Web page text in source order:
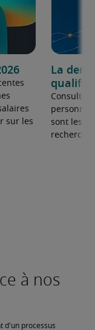
sur les
La
qualifié
Consultez
personnel
sont les
d'un processus